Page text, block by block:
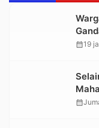
calendar_month19
calendar_month